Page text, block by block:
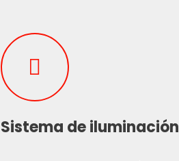
Sistema de iluminación